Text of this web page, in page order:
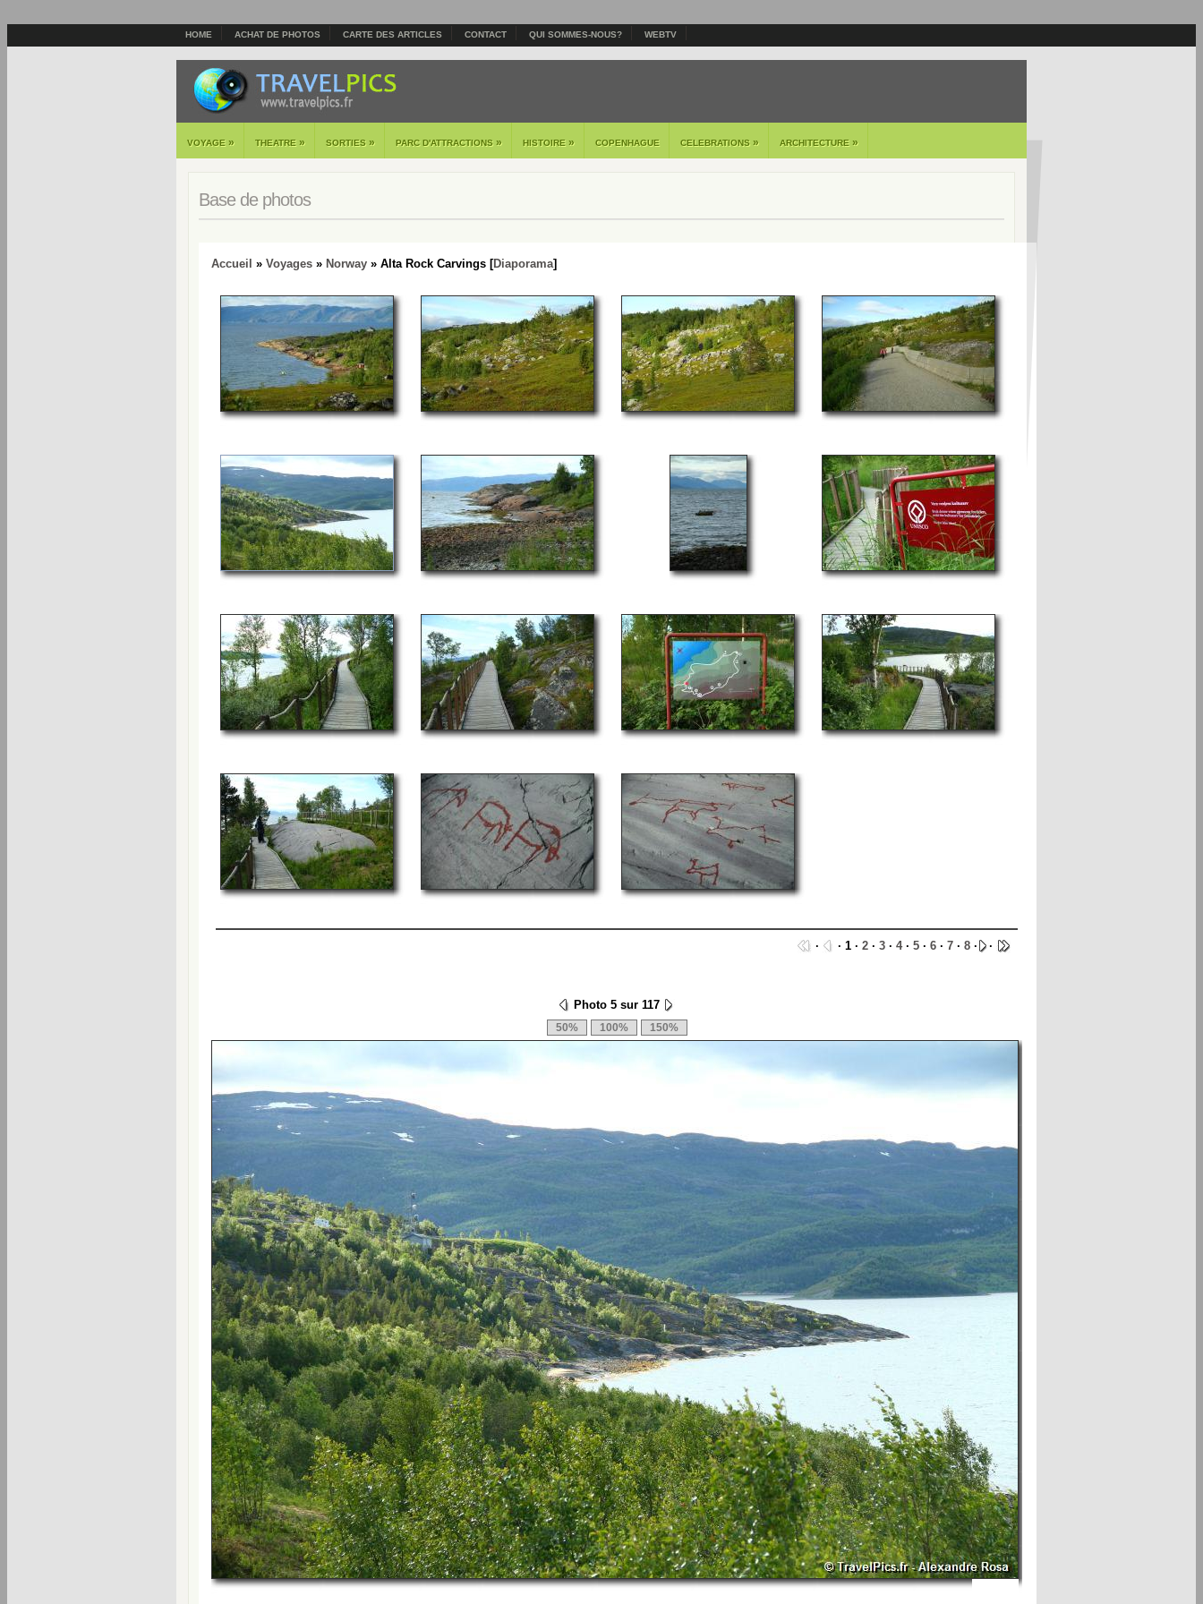
HOME ACHAT DE PHOTOS CARTE DES ARTICLES CONTACT QUI SOMMES-NOUS? WEBTV
VOYAGE » THEATRE » SORTIES » PARC D'ATTRACTIONS » HISTOIRE » COPENHAGUE CELEBRATIONS » ARCHITECTURE »
Base de photos
Accueil » Voyages » Norway » Alta Rock Carvings [Diaporama]
· · 1 · 2 · 3 · 4· 5 · 6 · 7 · 8 · ·
Photo 5 sur 117